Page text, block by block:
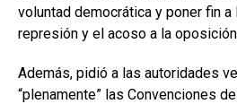
voluntad democrática y poner fin a
represión y el acoso a la
Además, pidió a las autoridades
“plenamente” las Convenciones